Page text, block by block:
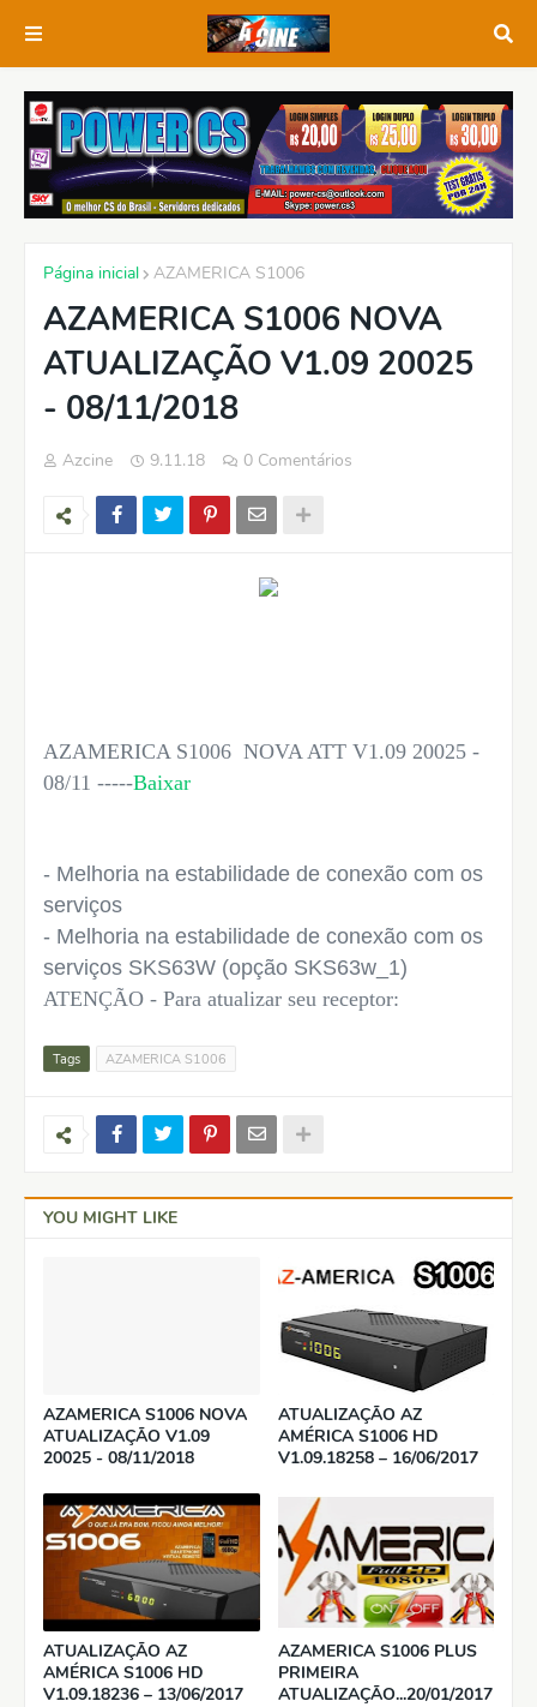
Página inicial AZAMERICA S1006
AZAMERICA S1006 NOVA
ATUALIZAÇÃO V1.09 20025
- 08/11/2018
Azcine 9.11.18 0 Comentários
AZAMERICA S1006 NOVA ATT V1.09 20025 -
08/11 -----Baixar
- Melhoria na estabilidade de conexão com os
serviços
- Melhoria na estabilidade de conexão com os
serviços SKS63W (opção SKS63w_1)
ATENÇÃO - Para atualizar seu receptor:
Tags AZAMERICA S1006
YOU MIGHT LIKE
AZAMERICA S1006 NOVA
ATUALIZAÇÃO V1.09
20025 - 08/11/2018
ATUALIZAÇÃO AZ
AMÉRICA S1006 HD
V1.09.18258 – 16/06/2017
ATUALIZAÇÃO AZ
AMÉRICA S1006 HD
V1.09.18236 – 13/06/2017
AZAMERICA S1006 PLUS
PRIMEIRA
ATUALIZAÇÃO...20/01/2017